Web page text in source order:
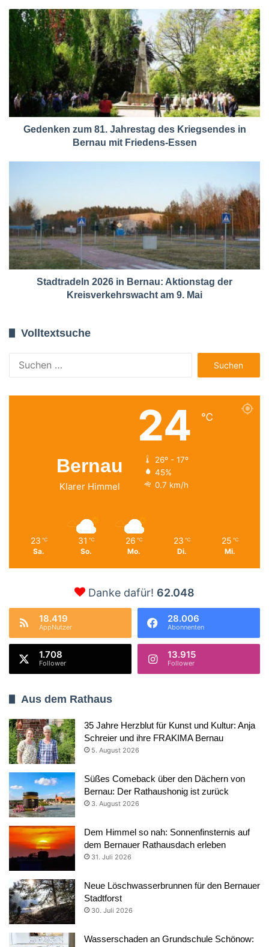
Gedenken zum 81. Jahrestag des Kriegsendes in
Bernau mit Friedens-Essen
Stadtradeln 2026 in Bernau: Aktionstag der
Kreisverkehrswacht am 9. Mai
Volltextsuche
nach:
Bernau
Klarer Himmel
24 ℃
26º - 17º
45%
0.7 km/h
23 ℃
Sa.
31 ℃
So.
26 ℃
Mo.
23 ℃
Di.
25 ℃
Mi.
Danke dafür! 62.048
18.419
AppNutzer
28.006
Abonnenten
1.708
Follower
13.915
Follower
Aus dem Rathaus
35 Jahre Herzblut für Kunst und Kultur: Anja
Schreier und ihre FRAKIMA Bernau
5. August 2026
Süßes Comeback über den Dächern von
Bernau: Der Rathaushonig ist zurück
3. August 2026
Dem Himmel so nah: Sonnenfinsternis auf
dem Bernauer Rathausdach erleben
31. Juli 2026
Neue Löschwasserbrunnen für den Bernauer
Stadtforst
30. Juli 2026
Wasserschaden an Grundschule Schönow: